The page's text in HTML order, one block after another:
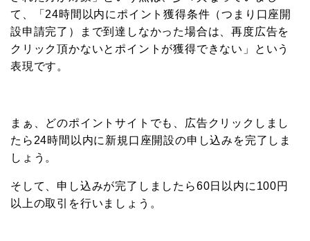
て、「24時間以内にポイント獲得条件（つまり口座開
設申請完了）まで到達しなかった場合は、再度広告を
クリック頂かないとポイントが獲得できない」という
表現です。
まぁ、どのポイントサイトでも、広告クリックしまし
たら24時間以内に新規口座開設の申し込みを完了しま
しょう。
そして、申し込みが完了しましたら60日以内に100円
以上の取引を行いましょう。